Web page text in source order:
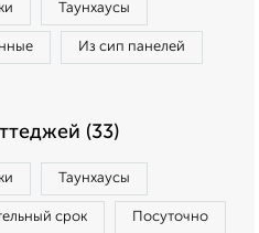
Таунхаусы
Из сип панелей
(33)
Таунхаусы
срок Посуточно